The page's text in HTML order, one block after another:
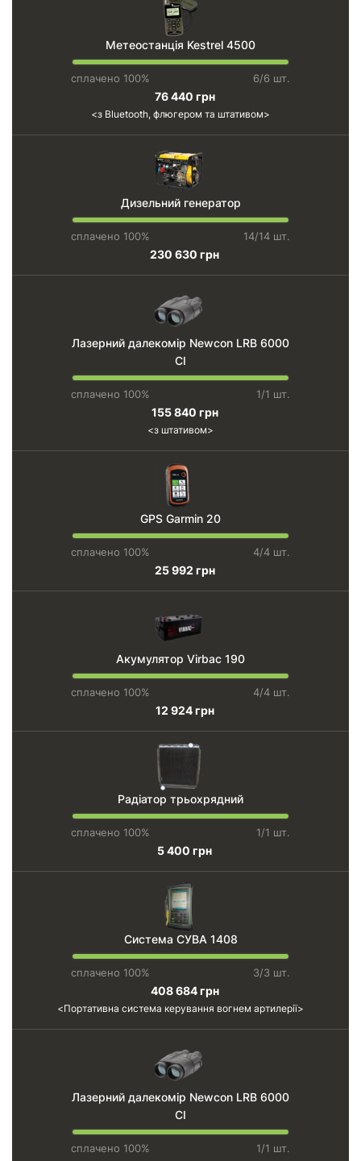
Метеостанція Kestrel 4500
сплачено 100% 6/6 шт.
76 440 грн
з Bluetooth, флюгером та штативом
Дизельний генератор
сплачено 100% 14/14 шт.
230 630 грн
Лазерний далекомір Newcon LRB 6000
CI
сплачено 100% 1/1 шт.
155 840 грн
з штативом
GPS Garmin 20
сплачено 100% 4/4 шт.
25 992 грн
Акумулятор Virbac 190
сплачено 100% 4/4 шт.
12 924 грн
Радіатор трьохрядний
сплачено 100% 1/1 шт.
5 400 грн
Система СУВА 1408
сплачено 100% 3/3 шт.
408 684 грн
Портативна система керування вогнем артилерії
Лазерний далекомір Newcon LRB 6000
CI
сплачено 100% 1/1 шт.